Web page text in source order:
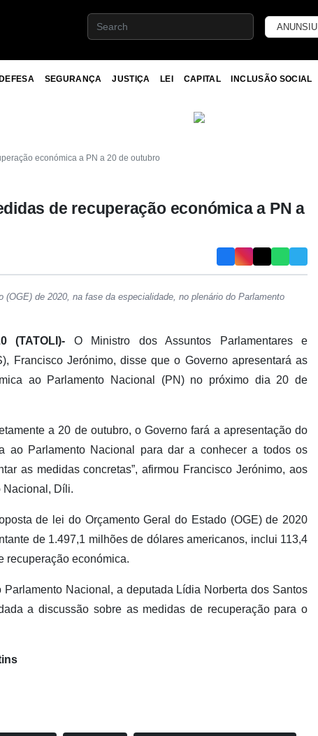
ANUNSIU
SEGURANÇA JUSTIÇA LEI CAPITAL INCLUSÃO SOCIAL
económica a PN a 20 de outubro
de recuperação económica a PN a
de 2020, na fase da especialidade, no plenário do Parlamento
(TATOLI)- O Ministro dos Assuntos Parlamentares e
Francisco Jerónimo, disse que o Governo apresentará as
ao Parlamento Nacional (PN) no próximo dia 20 de
a 20 de outubro, o Governo fará a apresentação do
ao Parlamento Nacional para dar a conhecer a todos os
as medidas concretas”, afirmou Francisco Jerónimo, aos
Nacional, Díli.
de lei do Orçamento Geral do Estado (OGE) de 2020
de 1.497,1 milhões de dólares americanos, inclui 113,4
recuperação económica.
Parlamento Nacional, a deputada Lídia Norberta dos Santos
a discussão sobre as medidas de recuperação para o